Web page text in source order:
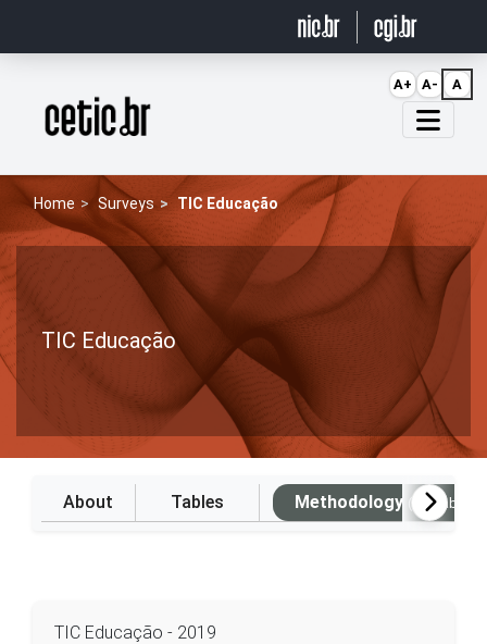
Página inicial
Home Surveys TIC Educação
TIC Educação
About Tables Methodology (Available
TIC Educação - 2019
A+ A- A